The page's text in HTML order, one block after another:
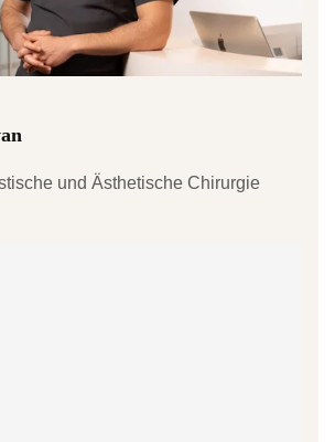
und Ästhetische Chirurgie